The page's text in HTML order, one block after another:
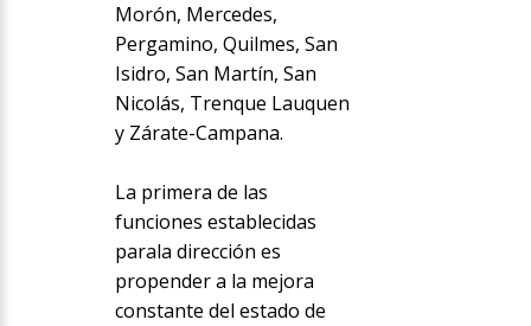
Morón, Mercedes,
Pergamino, Quilmes, San
Isidro, San Martín, San
Nicolás, Trenque Lauquen
y Zárate-Campana.
La primera de las
funciones establecidas
parala dirección es
propender a la mejora
constante del estado de